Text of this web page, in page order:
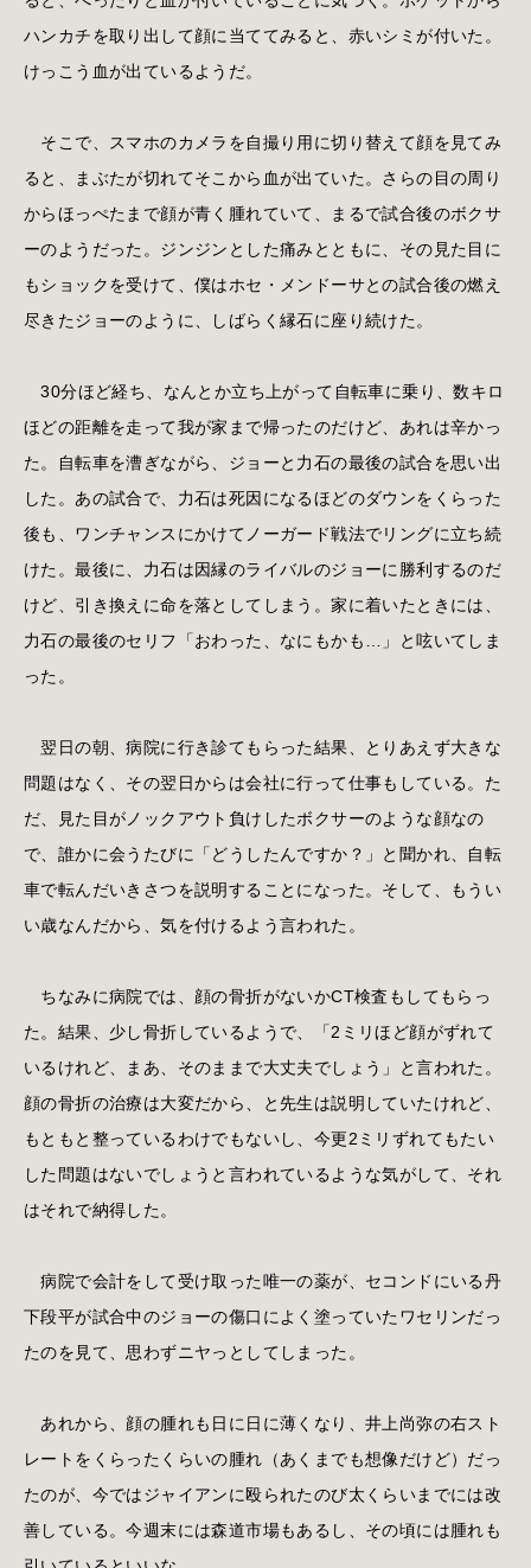
ハンカチを取り出して顔に当ててみると、赤いシミが付いた。
けっこう血が出ているようだ。
そこで、スマホのカメラを自撮り用に切り替えて顔を見てみ
ると、まぶたが切れてそこから血が出ていた。さらの目の周り
からほっぺたまで顔が青く腫れていて、まるで試合後のボクサ
ーのようだった。ジンジンとした痛みとともに、その見た目に
もショックを受けて、僕はホセ・メンドーサとの試合後の燃え
尽きたジョーのように、しばらく縁石に座り続けた。
30分ほど経ち、なんとか立ち上がって自転車に乗り、数キロ
ほどの距離を走って我が家まで帰ったのだけど、あれは辛かっ
た。自転車を漕ぎながら、ジョーと力石の最後の試合を思い出
した。あの試合で、力石は死因になるほどのダウンをくらった
後も、ワンチャンスにかけてノーガード戦法でリングに立ち続
けた。最後に、力石は因縁のライバルのジョーに勝利するのだ
けど、引き換えに命を落としてしまう。家に着いたときには、
力石の最後のセリフ「おわった、なにもかも…」と呟いてしま
った。
翌日の朝、病院に行き診てもらった結果、とりあえず大きな
問題はなく、その翌日からは会社に行って仕事もしている。た
だ、見た目がノックアウト負けしたボクサーのような顔なの
で、誰かに会うたびに「どうしたんですか？」と聞かれ、自転
車で転んだいきさつを説明することになった。そして、もうい
い歳なんだから、気を付けるよう言われた。
ちなみに病院では、顔の骨折がないかCT検査もしてもらっ
た。結果、少し骨折しているようで、「2ミリほど顔がずれて
いるけれど、まあ、そのままで大丈夫でしょう」と言われた。
顔の骨折の治療は大変だから、と先生は説明していたけれど、
もともと整っているわけでもないし、今更2ミリずれてもたい
した問題はないでしょうと言われているような気がして、それ
はそれで納得した。
病院で会計をして受け取った唯一の薬が、セコンドにいる丹
下段平が試合中のジョーの傷口によく塗っていたワセリンだっ
たのを見て、思わずニヤっとしてしまった。
あれから、顔の腫れも日に日に薄くなり、井上尚弥の右スト
レートをくらったくらいの腫れ（あくまでも想像だけど）だっ
たのが、今ではジャイアンに殴られたのび太くらいまでには改
善している。今週末には森道市場もあるし、その頃には腫れも